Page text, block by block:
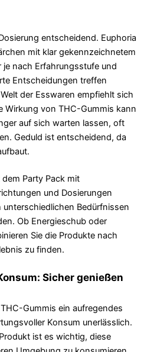
entscheidend. Euphoria
mit klar gekennzeichnetem
nach Erfahrungsstufe und
Entscheidungen treffen
der Esswaren empfiehlt sich
Wirkung von THC-Gummis kann
auf sich warten lassen, oft
Geduld ist entscheidend, da
Party Pack mit
und Dosierungen
Bedürfnissen
Ob Energieschub oder
Sie die Produkte nach
zu finden.
Sicher genießen
Gummis ein aufregendes
Konsum unerlässlich.
ist es wichtig, diese